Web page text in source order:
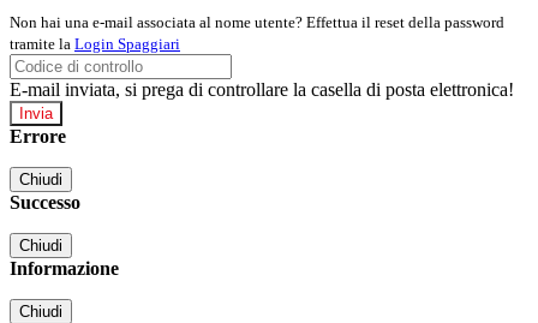
Non hai una e-mail associata al nome utente? Effettua il reset della password
tramite la Login Spaggiari
E-mail inviata, si prega di controllare la casella di posta elettronica!
Errore
Chiudi
Successo
Chiudi
Informazione
Chiudi